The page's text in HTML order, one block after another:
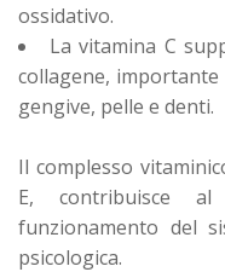
ossidativo.
La vitamina C
collagene,
gengive, pelle e denti.
Il complesso
E, contribuisce al
funzionamento del
psicologica.